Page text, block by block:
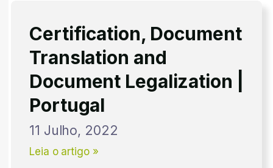
Certification, Document
Translation and
Document Legalization |
Portugal
11 Julho, 2022
Leia o artigo »